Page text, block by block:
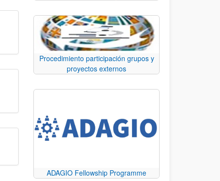
Procedimiento participación grupos y
proyectos externos
ADAGIO Fellowship Programme